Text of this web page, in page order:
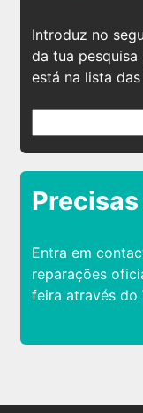
Introduz no
da tua
está na lista
Entra em
reparações
feira através do